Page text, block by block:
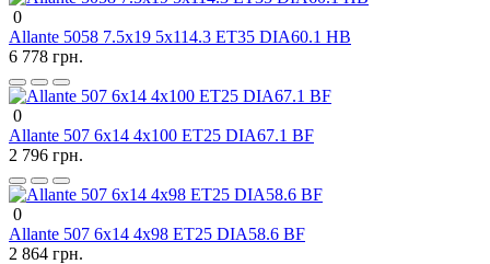
0
Allante 5058 7.5x19 5x114.3 ET35 DIA60.1 HB
6 778 грн.
0
Allante 507 6x14 4x100 ET25 DIA67.1 BF
2 796 грн.
0
Allante 507 6x14 4x98 ET25 DIA58.6 BF
2 864 грн.